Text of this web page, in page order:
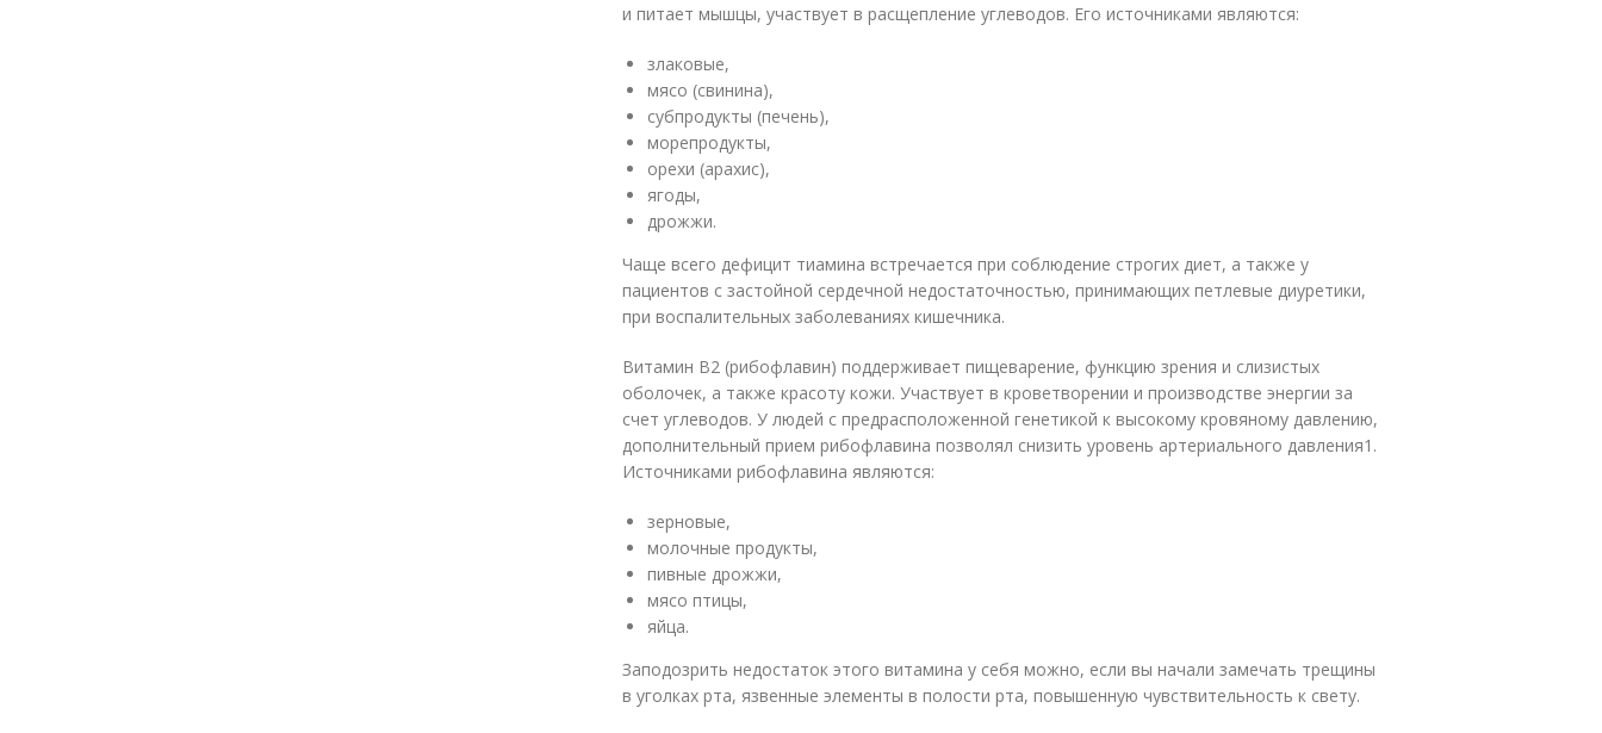
и питает мышцы, участвует в расщепление углеводов. Его источниками являются:
злаковые,
мясо (свинина),
субпродукты (печень),
морепродукты,
орехи (арахис),
ягоды,
дрожжи.
Чаще всего дефицит тиамина встречается при соблюдение строгих диет, а также у
пациентов с застойной сердечной недостаточностью, принимающих петлевые диуретики,
при воспалительных заболеваниях кишечника.
Витамин В2 (рибофлавин) поддерживает пищеварение, функцию зрения и слизистых
оболочек, а также красоту кожи. Участвует в кроветворении и производстве энергии за
счет углеводов. У людей с предрасположенной генетикой к высокому кровяному давлению,
дополнительный прием рибофлавина позволял снизить уровень артериального давления1 .
Источниками рибофлавина являются:
зерновые,
молочные продукты,
пивные дрожжи,
мясо птицы,
яйца.
Заподозрить недостаток этого витамина у себя можно, если вы начали замечать трещины
в уголках рта, язвенные элементы в полости рта, повышенную чувствительность к свету.